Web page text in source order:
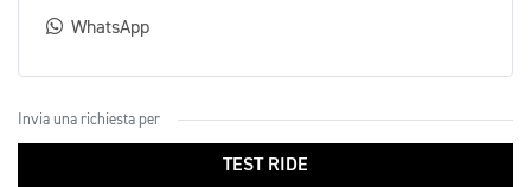
WhatsApp
Invia una richiesta per
TEST RIDE